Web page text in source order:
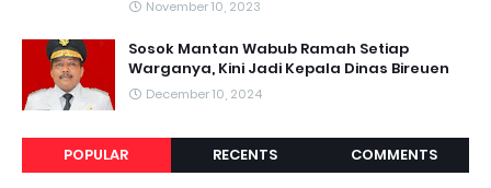
November 10, 2023
Sosok Mantan Wabub Ramah Setiap
Warganya, Kini Jadi Kepala Dinas Bireuen
December 10, 2024
POPULAR RECENTS COMMENTS